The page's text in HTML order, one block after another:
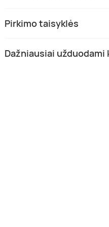
Pirkimo taisyklės
Dažniausiai užduodami